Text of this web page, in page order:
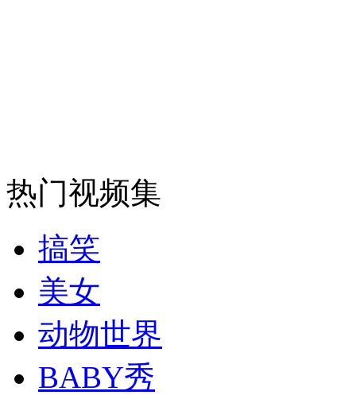
消防员救轻生者 花炮节热闹非凡
纽约上演“枕头大战”
司机酒驾遇交警 急速倒车逃窜
热门视频集
搞笑
美女
动物世界
BABY秀